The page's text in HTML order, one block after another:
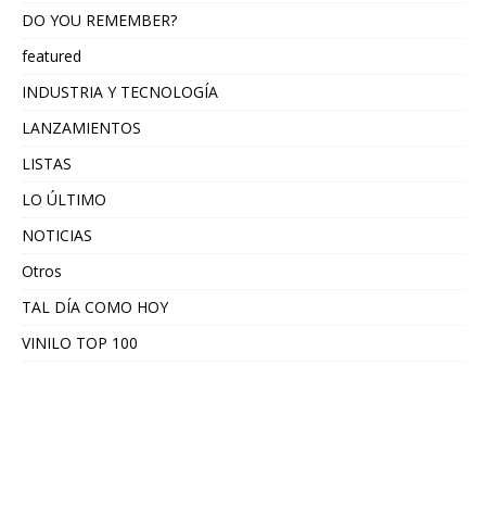
DO YOU REMEMBER?
featured
INDUSTRIA Y TECNOLOGÍA
LANZAMIENTOS
LISTAS
LO ÚLTIMO
NOTICIAS
Otros
TAL DÍA COMO HOY
VINILO TOP 100